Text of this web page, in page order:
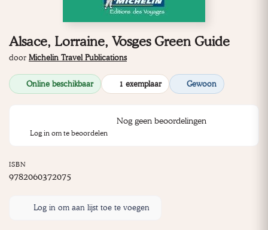
Alsace, Lorraine, Vosges Green Guide
door Michelin Travel Publications
Online beschikbaar 1 exemplaar Gewoon
Nog geen beoordelingen
Log in om te beoordelen
ISBN
9782060372075
Log in om aan lijst toe te voegen